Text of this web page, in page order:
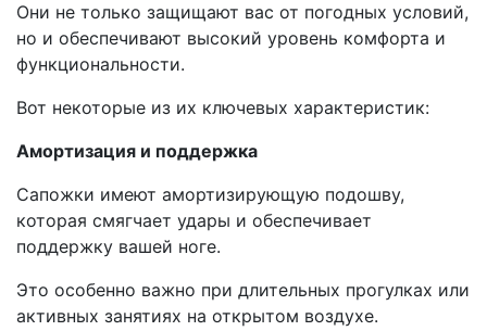
Они не только защищают вас от погодных условий,
но и обеспечивают высокий уровень комфорта и
функциональности.
Вот некоторые из их ключевых характеристик:
Амортизация и поддержка
Сапожки имеют амортизирующую подошву,
которая смягчает удары и обеспечивает
поддержку вашей ноге.
Это особенно важно при длительных прогулках или
активных занятиях на открытом воздухе.